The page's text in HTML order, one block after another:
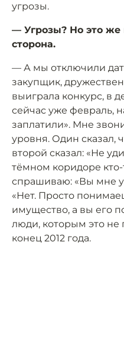
угрозы.
— Угрозы? Но это
сторона.
— А мы отключили
закупщик,
выиграла конкурс, в
сейчас уже февраль,
заплатили». Мне
уровня. Один сказал,
второй сказал: «Не
тёмном коридоре кто-
спрашиваю: «Вы мне
«Нет. Просто
имущество, а вы его
люди, которым это не
конец 2012 года.